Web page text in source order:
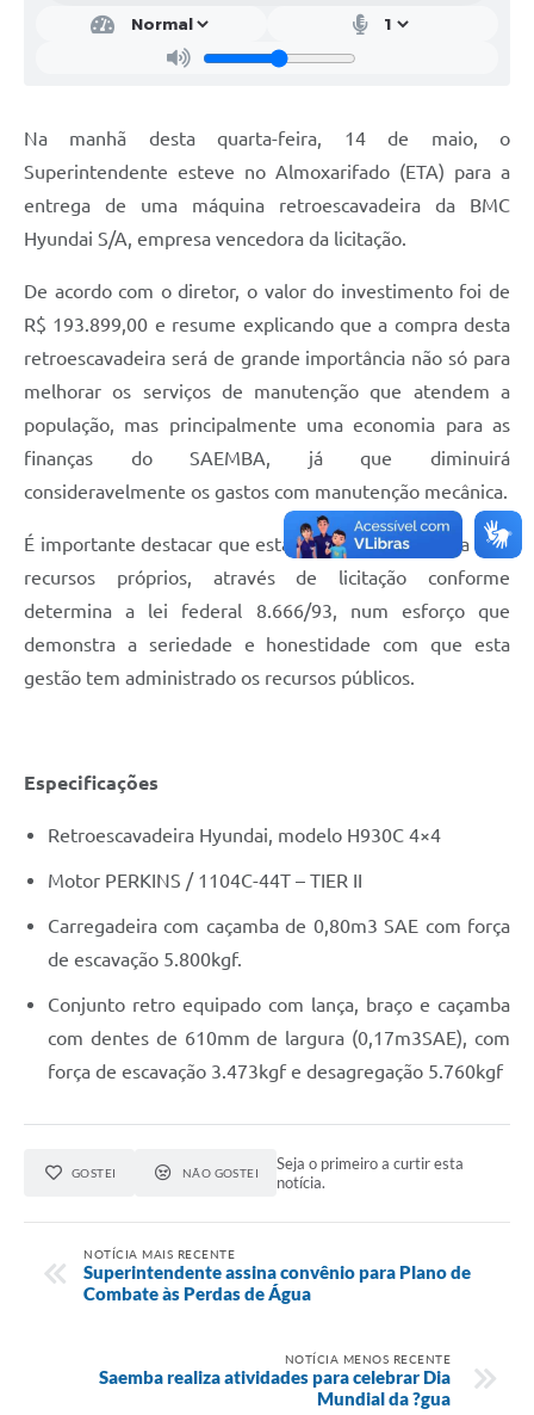
Na manhã desta quarta-feira, 14 de maio, o
Superintendente esteve no Almoxarifado (ETA) para a
entrega de uma máquina retroescavadeira da BMC
Hyundai S/A, empresa vencedora da licitação.
De acordo com o diretor, o valor do investimento foi de
R$ 193.899,00 e resume explicando que a compra desta
retroescavadeira será de grande importância não só para
melhorar os serviços de manutenção que atendem a
população, mas principalmente uma economia para as
finanças do SAEMBA, já que diminuirá
consideravelmente os gastos com manutenção mecânica.
É importante destacar que esta compra foi realizada com
recursos próprios, através de licitação conforme
determina a lei federal 8.666/93, num esforço que
demonstra a seriedade e honestidade com que esta
gestão tem administrado os recursos públicos.
Especificações
Retroescavadeira Hyundai, modelo H930C 4×4
Motor PERKINS / 1104C-44T – TIER II
Carregadeira com caçamba de 0,80m3 SAE com força
de escavação 5.800kgf.
Conjunto retro equipado com lança, braço e caçamba
com dentes de 610mm de largura (0,17m3SAE), com
força de escavação 3.473kgf e desagregação 5.760kgf
GOSTEI NÃO GOSTEI
Seja o primeiro a curtir esta
notícia.
NOTÍCIA MAIS RECENTE
Superintendente assina convênio para Plano de
Combate às Perdas de Água
NOTÍCIA MENOS RECENTE
Saemba realiza atividades para celebrar Dia
Mundial da ?gua